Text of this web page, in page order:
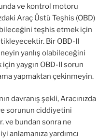
ve kontrol motoru
Araç Üstü Teşhis (OBD)
teşhis etmek için
Bir OBD-II
yanlış olabileceğini
için yaygın OBD-II sorun
yapmaktan çekinmeyin.
davranış şekli, Aracınızda
sorunun ciddiyetini
ve bundan sonra ne
anlamanıza yardımcı